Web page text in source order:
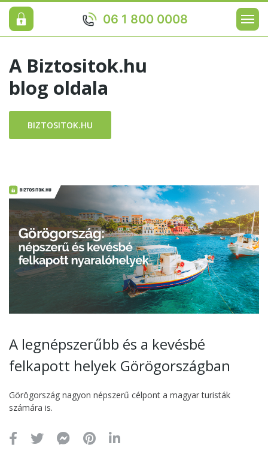
06 1 800 0008
A Biztositok.hu
blog oldala
BIZTOSITOK.HU
A legnépszerűbb és a kevésbé
felkapott helyek Görögországban
Görögország nagyon népszerű célpont a magyar turisták
számára is.